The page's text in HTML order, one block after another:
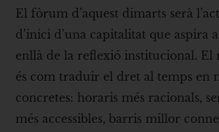
El fòrum d’aquest dimarts serà
d’inici d’una capitalitat que aspira
enllà de la reflexió institucional. El
és com traduir el dret al temps en
concretes: horaris més racionals,
més accessibles, barris millor